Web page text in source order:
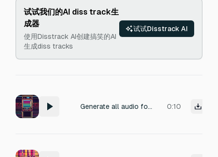
试试我们的AI diss track生
成器
使用Disstrack AI创建搞笑的AI
生成diss tracks
试试Disstrack AI
Generate all audio for **Space Hell**, a fast-paced arcade space shooter. Keep a **consistent retro sci-fi synthwave aesthetic** across all tracks. weapon power up sound, gun upgrade confirmation, equipment enhancement, mechanical improvement, satisfying upgrade click, arsenal boost, tech advancement sound 0:10